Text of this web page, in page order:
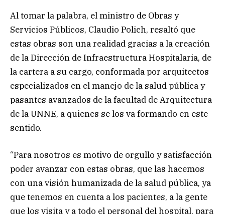
Al tomar la palabra, el ministro de Obras y
Servicios Públicos, Claudio Polich, resaltó que
estas obras son una realidad gracias a la creación
de la Dirección de Infraestructura Hospitalaria, de
la cartera a su cargo, conformada por arquitectos
especializados en el manejo de la salud pública y
pasantes avanzados de la facultad de Arquitectura
de la UNNE, a quienes se los va formando en este
sentido.
“Para nosotros es motivo de orgullo y satisfacción
poder avanzar con estas obras, que las hacemos
con una visión humanizada de la salud pública, ya
que tenemos en cuenta a los pacientes, a la gente
que los visita y a todo el personal del hospital, para